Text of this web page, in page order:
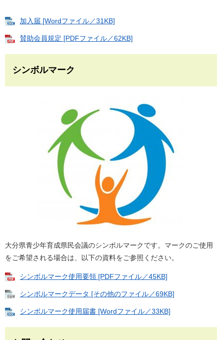
加入届 [Wordファイル／31KB]
賛助会員規定 [PDFファイル／62KB]
シンボルマーク
大分県青少年育成県民会議のシンボルマークです。マークのご使用
をご希望される場合は、以下の資料をご参照ください。
シンボルマーク使用要領 [PDFファイル／45KB]
シンボルマークデータ [その他のファイル／69KB]
シンボルマーク使用届書 [Wordファイル／33KB]